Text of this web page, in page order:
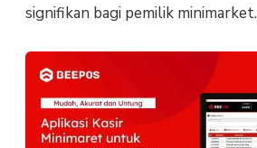
signifikan bagi pemilik minimarket.